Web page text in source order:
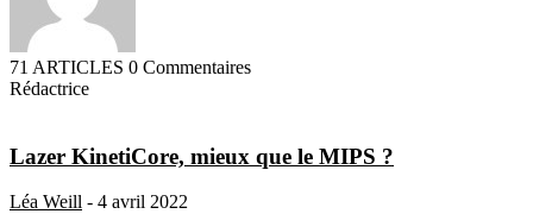
71 ARTICLES 0 Commentaires
Rédactrice
Lazer KinetiCore, mieux que le MIPS ?
Léa Weill - 4 avril 2022